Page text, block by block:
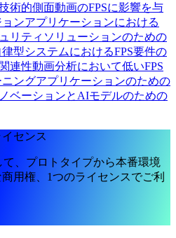
術的側面動画のFPSに影響を与
ンアプリケーションにおける
リティソリューションのための
律型システムにおけるFPS要件の
連性動画分析において低いFPS
ングアプリケーションのための
ベーションとAIモデルのための
センス
て、プロトタイプから本番環境
用権、1つのライセンスでご利